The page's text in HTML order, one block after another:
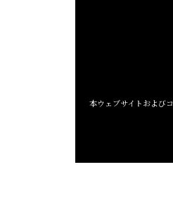
本ウェブサイトおよび